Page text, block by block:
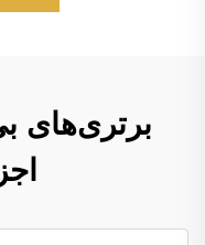
برتری‌های